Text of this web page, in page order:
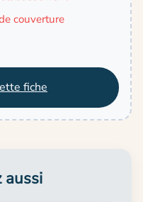
couverture
fiche
aussi